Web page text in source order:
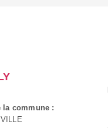
la commune :